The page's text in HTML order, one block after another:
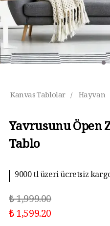
Kanvas Tablolar / Hayvan
Yavrusunu Öpen
Tablo
9000 tl üzeri ücretsiz
₺ 1,999.00
₺ 1,599.20